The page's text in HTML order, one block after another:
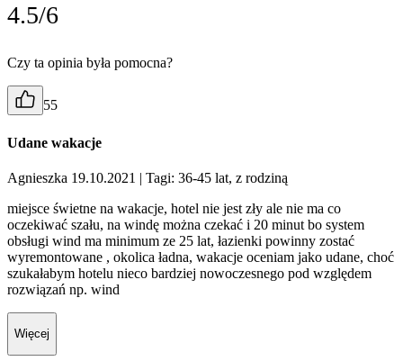
4.5/6
Czy ta opinia była pomocna?
55
Udane wakacje
Agnieszka 19.10.2021 | Tagi: 36-45 lat, z rodziną
miejsce świetne na wakacje, hotel nie jest zły ale nie ma co
oczekiwać szału, na windę można czekać i 20 minut bo system
obsługi wind ma minimum ze 25 lat, łazienki powinny zostać
wyremontowane , okolica ładna, wakacje oceniam jako udane, choć
szukałabym hotelu nieco bardziej nowoczesnego pod względem
rozwiązań np. wind
Więcej